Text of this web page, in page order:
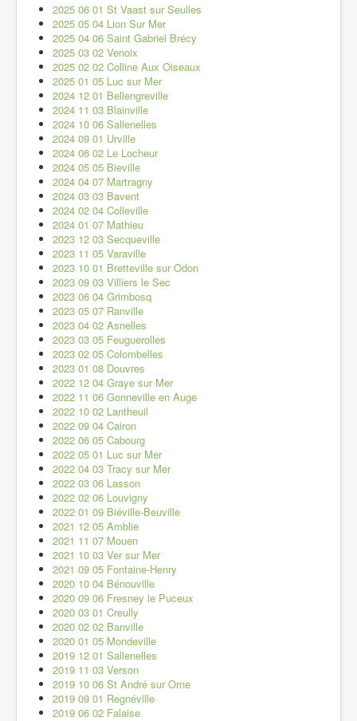
2025 06 01 St Vaast sur Seulles
2025 05 04 Lion Sur Mer
2025 04 06 Saint Gabriel Brécy
2025 03 02 Venoix
2025 02 02 Colline Aux Oiseaux
2025 01 05 Luc sur Mer
2024 12 01 Bellengreville
2024 11 03 Blainville
2024 10 06 Sallenelles
2024 09 01 Urville
2024 06 02 Le Locheur
2024 05 05 Bieville
2024 04 07 Martragny
2024 03 03 Bavent
2024 02 04 Colleville
2024 01 07 Mathieu
2023 12 03 Secqueville
2023 11 05 Varaville
2023 10 01 Bretteville sur Odon
2023 09 03 Villiers le Sec
2023 06 04 Grimbosq
2023 05 07 Ranville
2023 04 02 Asnelles
2023 03 05 Feuguerolles
2023 02 05 Colombelles
2023 01 08 Douvres
2022 12 04 Graye sur Mer
2022 11 06 Gonneville en Auge
2022 10 02 Lantheuil
2022 09 04 Cairon
2022 06 05 Cabourg
2022 05 01 Luc sur Mer
2022 04 03 Tracy sur Mer
2022 03 06 Lasson
2022 02 06 Louvigny
2022 01 09 Biéville-Beuville
2021 12 05 Amblie
2021 11 07 Mouen
2021 10 03 Ver sur Mer
2021 09 05 Fontaine-Henry
2020 10 04 Bénouville
2020 09 06 Fresney le Puceux
2020 03 01 Creully
2020 02 02 Banville
2020 01 05 Mondeville
2019 12 01 Sallenelles
2019 11 03 Verson
2019 10 06 St André sur Orne
2019 09 01 Regnéville
2019 06 02 Falaise